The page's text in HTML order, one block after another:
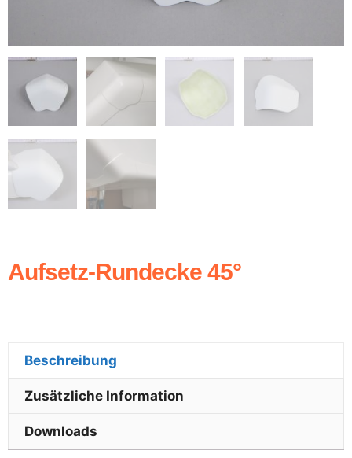
Aufsetz-Rundecke 45°
Beschreibung
Zusätzliche Information
Downloads